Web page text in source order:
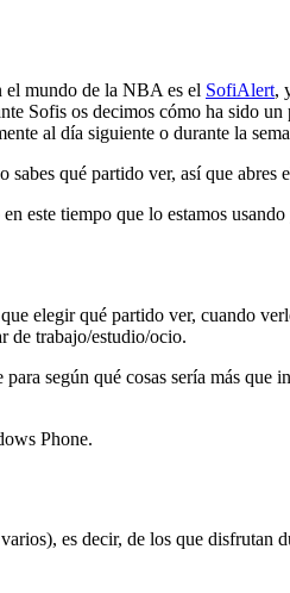
el mundo de la NBA es el SofiAlert,
Sofis os decimos cómo ha sido
al día siguiente o durante la
sabes qué partido ver, así que
este tiempo que lo estamos
elegir qué partido ver, cuando
de trabajo/estudio/ocio.
según qué cosas sería más que
Phone.
es decir, de los que